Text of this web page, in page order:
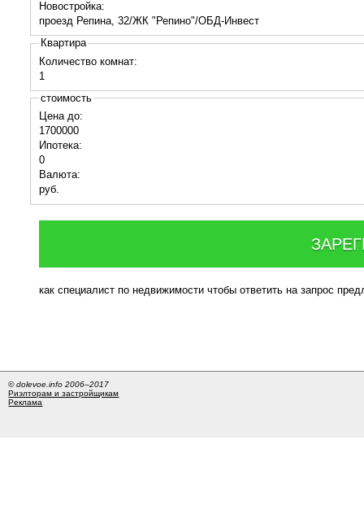
Новостройка:
проезд Репина, 32/ЖК "Репино"/ОБД-Инвест
Квартира
Количество комнат:
1
стоимость
Цена до:
1700000
Ипотека:
0
Валюта:
руб.
как специалист по недвижимости чтобы ответить на запрос
© dolevoe.info 2006–2017
Риэлторам и застройщикам
Реклама